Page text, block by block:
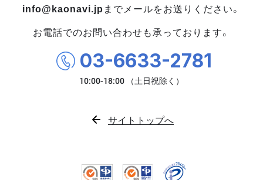
info@kaonavi.jp までメールをお送りください。
お電話でのお問い合わせも承っております。
03-6633-2781
サイトトップへ